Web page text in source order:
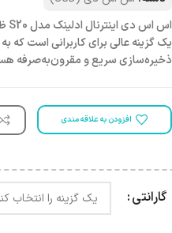
یک گزینه عالی برای کاربرانی است که
ذخیره‌سازی سریع و مقرون‌به‌صرفه
افزودن به علاقه مندی
گارانتی